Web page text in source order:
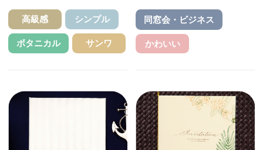
高級感 シンプル
ボタニカル サンワ
同窓会・ビジネス
かわいい